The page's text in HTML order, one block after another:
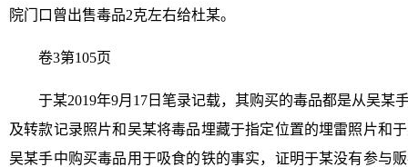
院门口曾出售毒品2克左右给杜某。
卷3第105页
于某2019年9月17日笔录记载，其购买的毒品都是从吴某
及转款记录照片和吴某将毒品埋藏于指定位置的埋雷照片和
吴某手中购买毒品用于吸食的铁的事实，证明于某没有参与